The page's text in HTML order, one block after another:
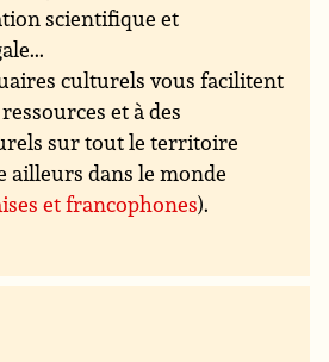
scientifique et
culturels vous facilitent
et à des
sur tout le territoire
ailleurs dans le monde
et francophones).